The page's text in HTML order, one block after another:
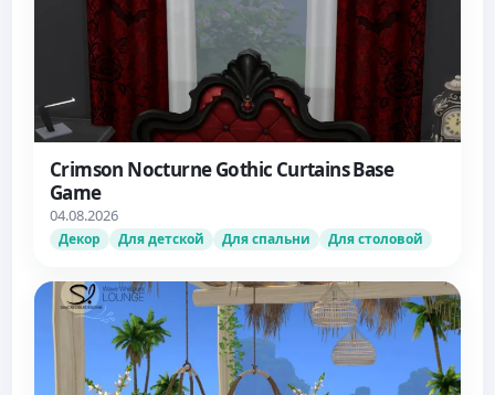
Crimson Nocturne Gothic Curtains Base
Game
04.08.2026
Декор Для детской Для спальни Для столовой